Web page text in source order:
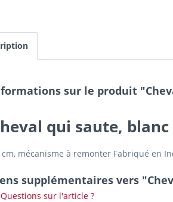
sur le produit
qui saute, blanc
cm, mécanisme à remonter Fabriqué en
supplémentaires vers
Questions sur l'article ?